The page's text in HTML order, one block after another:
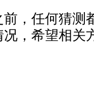
，任何猜测
，希望相关